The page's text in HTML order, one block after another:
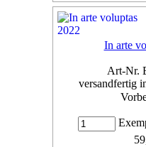
inkl. 7%
In arte
Art-Nr.
versandfertig